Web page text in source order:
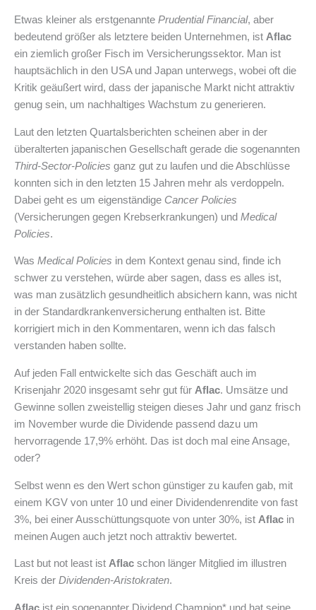
Etwas kleiner als erstgenannte Prudential Financial, aber
bedeutend größer als letztere beiden Unternehmen, ist Aflac
ein ziemlich großer Fisch im Versicherungssektor. Man ist
hauptsächlich in den USA und Japan unterwegs, wobei oft die
Kritik geäußert wird, dass der japanische Markt nicht attraktiv
genug sein, um nachhaltiges Wachstum zu generieren.
Laut den letzten Quartalsberichten scheinen aber in der
überalterten japanischen Gesellschaft gerade die sogenannten
Third-Sector-Policies ganz gut zu laufen und die Abschlüsse
konnten sich in den letzten 15 Jahren mehr als verdoppeln.
Dabei geht es um eigenständige Cancer Policies
(Versicherungen gegen Krebserkrankungen) und Medical
Policies.
Was Medical Policies in dem Kontext genau sind, finde ich
schwer zu verstehen, würde aber sagen, dass es alles ist,
was man zusätzlich gesundheitlich absichern kann, was nicht
in der Standardkrankenversicherung enthalten ist. Bitte
korrigiert mich in den Kommentaren, wenn ich das falsch
verstanden haben sollte.
Auf jeden Fall entwickelte sich das Geschäft auch im
Krisenjahr 2020 insgesamt sehr gut für Aflac. Umsätze und
Gewinne sollen zweistellig steigen dieses Jahr und ganz frisch
im November wurde die Dividende passend dazu um
hervorragende 17,9% erhöht. Das ist doch mal eine Ansage,
oder?
Selbst wenn es den Wert schon günstiger zu kaufen gab, mit
einem KGV von unter 10 und einer Dividendenrendite von fast
3%, bei einer Ausschüttungsquote von unter 30%, ist Aflac in
meinen Augen auch jetzt noch attraktiv bewertet.
Last but not least ist Aflac schon länger Mitglied im illustren
Kreis der Dividenden-Aristokraten.
Aflac ist ein sogenannter Dividend Champion* und hat seine